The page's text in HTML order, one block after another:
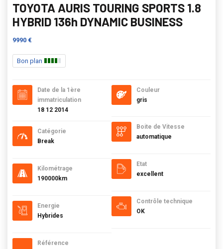
TOYOTA AURIS TOURING SPORTS 1.8
HYBRID 136h DYNAMIC BUSINESS
9990 €
Bon plan
Date de la 1ère
immatriculation
18 12 2014
Catégorie
Break
Kilométrage
190000km
Energie
Hybrides
Référence
Couleur
gris
Boite de Vitesse
automatique
Etat
excellent
Contrôle technique
OK